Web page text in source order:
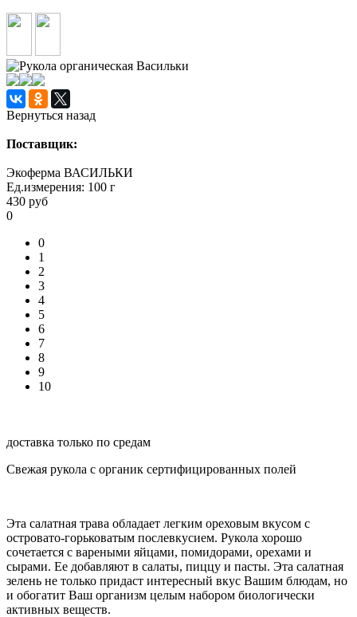
Вернуться назад
Поставщик:
Экоферма ВАСИЛЬКИ
Ед.измерения: 100 г
430 руб
0
0
1
2
3
4
5
6
7
8
9
10
доставка только по средам
Свежая рукола с органик сертифицированных полей
Эта салатная трава обладает легким ореховым вкусом с
островато-горьковатым послевкусием. Рукола хорошо
сочетается с вареными яйцами, помидорами, орехами и
сырами. Ее добавляют в салаты, пиццу и пасты. Эта салатная
зелень не только придаст интересный вкус Вашим блюдам, но
и обогатит Ваш организм целым набором биологически
активных веществ.